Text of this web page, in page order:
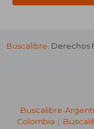
Buscalibre. Derechos
Buscalibre
Colombia |